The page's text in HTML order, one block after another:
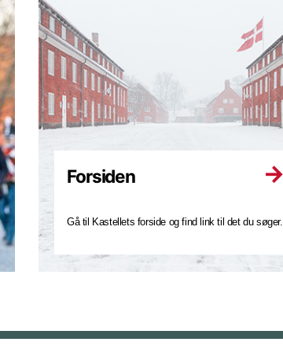
Forsiden
Gå til Kastellets forside og find link til det du søger.